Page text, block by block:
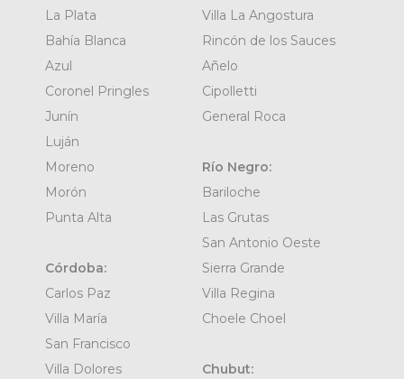
La Plata
Bahía Blanca
Azul
Coronel Pringles
Junín
Luján
Moreno
Morón
Punta Alta
Córdoba:
Carlos Paz
Villa María
San Francisco
Villa Dolores
Villa La Angostura
Rincón de los Sauces
Añelo
Cipolletti
General Roca
Río Negro:
Bariloche
Las Grutas
San Antonio Oeste
Sierra Grande
Villa Regina
Choele Choel
Chubut: